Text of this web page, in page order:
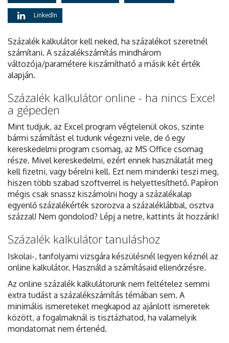
LinkedIn
Százalék kalkulátor kell neked, ha százalékot szeretnél
számítani. A százalékszámítás mindhárom
változója/paramétere kiszámítható a másik két érték
alapján.
Százalék kalkulátor online - ha nincs Excel
a gépeden
Mint tudjuk, az Excel program végtelenül okos, szinte
bármi számítást el tudunk végezni vele, de ő egy
kereskedelmi program csomag, az MS Office csomag
része. Mivel kereskedelmi, ezért ennek használatát meg
kell fizetni, vagy bérelni kell. Ezt nem mindenki teszi meg,
hiszen több szabad szoftverrel is helyettesíthető. Papíron
mégis csak snassz kiszámolni hogy a százalékalap
egyenlő százalékérték szorozva a százaléklábbal, osztva
százzal! Nem gondolod? Lépj a netre, kattints át hozzánk!
Százalék kalkulátor tanuláshoz
Iskolai-, tanfolyami vizsgára készülésnél legyen kéznél az
online kalkulátor. Használd a számításaid ellenőrzésre.
Az online százalék kalkulátorunk nem feltételez semmi
extra tudást a százalékszámítás témában sem. A
minimális ismereteket megkapod az ajánlott ismeretek
között, a fogalmaknál is tisztázhatod, ha valamelyik
mondatomat nem értenéd.